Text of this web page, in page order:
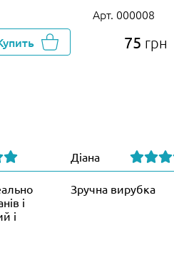
Арт. 000008
75 грн
і
і
Діана
Зручна вирубка